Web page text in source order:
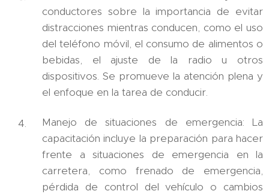
conductores sobre la importancia de evitar
distracciones mientras conducen, como el uso
del teléfono móvil, el consumo de alimentos o
bebidas, el ajuste de la radio u otros
dispositivos. Se promueve la atención plena y
el enfoque en la tarea de conducir.
Manejo de situaciones de emergencia: La
capacitación incluye la preparación para hacer
frente a situaciones de emergencia en la
carretera, como frenado de emergencia,
pérdida de control del vehículo o cambios